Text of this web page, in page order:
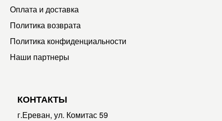
Оплата и доставка
Политика возврата
Политика конфиденциальности
Наши партнеры
КОНТАКТЫ
г.Ереван, ул. Комитас 59